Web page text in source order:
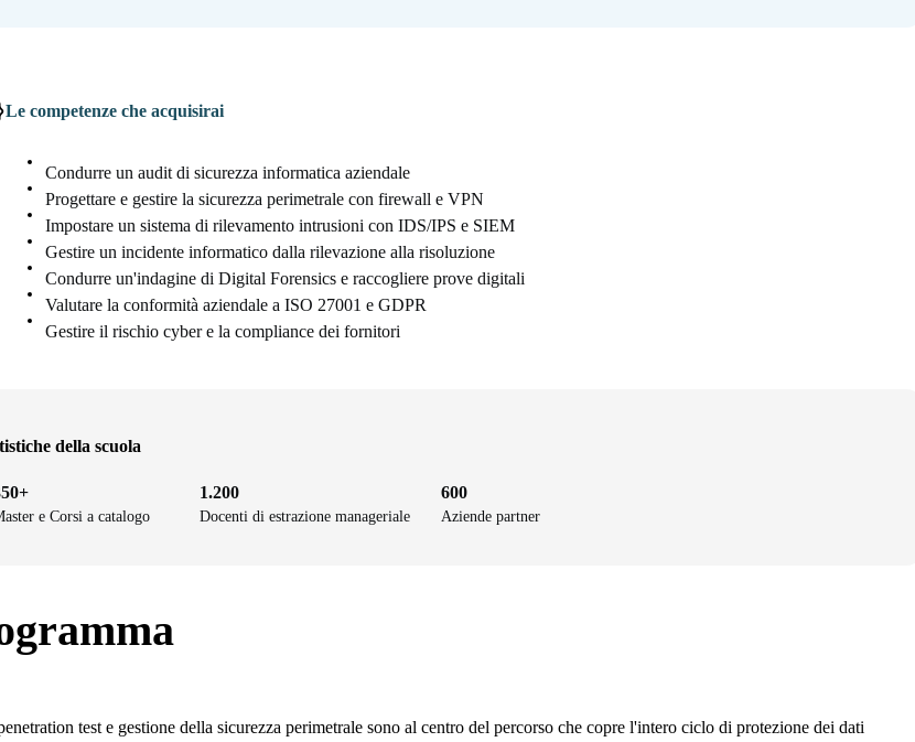
Le competenze che acquisirai
Condurre un audit di sicurezza informatica aziendale
Progettare e gestire la sicurezza perimetrale con firewall e VPN
Impostare un sistema di rilevamento intrusioni con IDS/IPS e SIEM
Gestire un incidente informatico dalla rilevazione alla risoluzione
Condurre un'indagine di Digital Forensics e raccogliere prove digitali
Valutare la conformità aziendale a ISO 27001 e GDPR
Gestire il rischio cyber e la compliance dei fornitori
della scuola
e Corsi a catalogo
1.200
Docenti di estrazione manageriale
600
Aziende partner
test e gestione della sicurezza perimetrale sono al centro del percorso che copre l'intero ciclo di protezione dei dati